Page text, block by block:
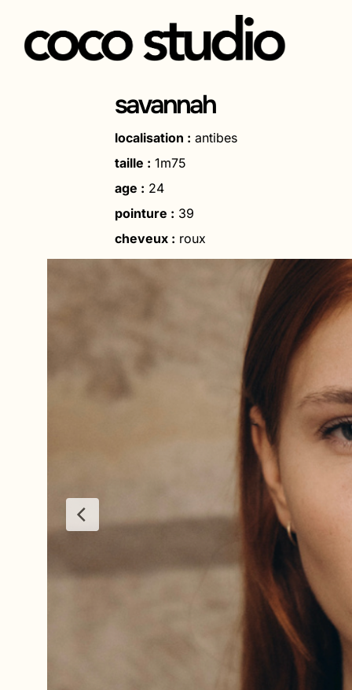
Aller
savannah
localisation : antibes
taille : 1m75
age : 24
pointure : 39
cheveux : roux